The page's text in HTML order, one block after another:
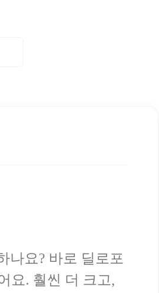
나요? 바로 딜로포
요. 훨씬 더 크고,